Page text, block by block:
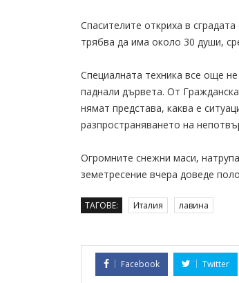
Спасителите откриха в
трябва да има около 30 души,
Специалната техника все още
паднали дървета. От
нямат представа, каква е
разпространяването на
Oгромните снежни маси,
земетресение вчера доведе
ТАГОВЕ: Италия лавина
Facebook Twitter